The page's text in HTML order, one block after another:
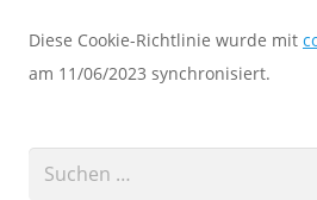
Diese Cookie-Richtlinie wurde mit
am 11/06/2023 synchronisiert.
Suchen